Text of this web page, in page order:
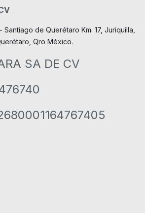
Santiago de Querétaro Km. 17, Juriquilla,
Qro México.
SA DE CV